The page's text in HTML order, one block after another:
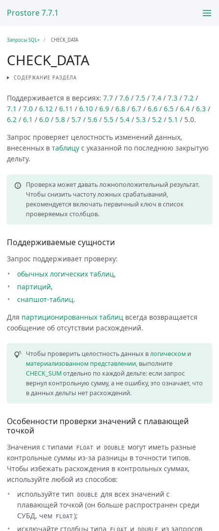
Prostore 7.7.1
Запросы SQL+ CHECK_DATA
CHECK_DATA
СОДЕРЖАНИЕ РАЗДЕЛА
Поддерживается в версиях: 7.7 / 7.6 / 7.5 / 7.4 / 7.3 / 7.2 /
7.1 / 7.0 / 6.12 / 6.11 / 6.10 / 6.9 / 6.8 / 6.7 / 6.6 / 6.5 / 6.4 / 6.3 /
6.2 / 6.1 / 6.0 / 5.8 / 5.7 / 5.6 / 5.5 / 5.4 / 5.3 / 5.2 / 5.1 / 5.0.
Запрос проверяет целостность изменений данных,
внесенных в таблицу с указанной по последнюю закрытую
дельту.
Проверка может давать ложноположительный результат.
Чтобы снизить частоту ложных срабатываний,
рекомендуется включать первичный ключ в список
проверяемых столбцов.
Поддерживаемые сущности
Запрос поддерживает проверку:
обычных логических таблиц,
партиций,
снапшот-таблиц.
Для партиционированных таблиц всегда возвращается
сообщение об отсутствии расхождений.
Чтобы проверить целостность данных влогическом и
материализованном представлении, выполните
CHECK_SUMотдельно по каждой дельте: если запрос
вернул контрольную сумму, а не ошибку, это означает, что
в данных дельты нет расхождений.
Особенности проверки значений с плавающей
точкой
Значения с типами FLOAT и DOUBLE
могут иметь разные
контрольные суммы из-за разницы в точности типов.
Чтобы избежать расхождения в контрольных суммах,
используйте любой из способов:
используйте тип
DOUBLE для всех значений с
плавающей точкой (он больше распространен среди
СУБД, чем
FLOAT );
исключайте столбцы типа
FLOAT и DOUBLE из запросов